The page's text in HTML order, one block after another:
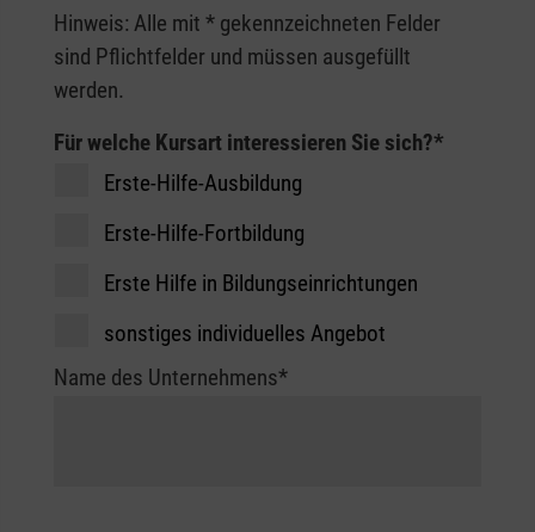
Firmen, Verbände, Vereine, Schulen,
Jugendgruppen usw.
Je nach Umfang des Angebots
Kursorte:
Günzburg (berufsbegleitend,
abends), Augsburg (Vollzeit)
Zur Anmeldung geht eshier.
Betreuungsassistent/Betreuungsassistentin
oder Betreuungsassistenz verwendet. Wir
nutzen hier den Begriff Betreuungskraft.
Kursdauer:
60 Unterrichtseinheiten à 45 Minuten
Zur Anmeldung geht eshier
Anfrage Erste-Hilfe-Kurs
Hinweis: Alle mit * gekennzeichneten Felder
sind Pflichtfelder und müssen ausgefüllt
werden.
Für welche Kursart interessieren Sie sich?*
Erste-Hilfe-Ausbildung
Erste-Hilfe-Fortbildung
Erste Hilfe in Bildungseinrichtungen
sonstiges individuelles Angebot
Name des Unternehmens*